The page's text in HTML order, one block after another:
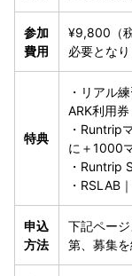
参加
費用
¥9,800（
必要となり
特典
・リアル
ARK利用券
・Runtrip
に＋1000
・Runtrip
・RSLAB
申込
方法
下記ページ
第、募集を